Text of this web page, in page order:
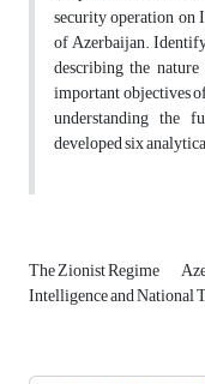
security operation
of Azerbaijan.
describing the
important objectives
understanding the
developed six
The Zionist Regime
Intelligence and National